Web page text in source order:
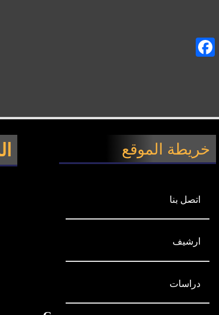
خريطة الموقع
اتصل بنا
ارشيف
دراسات